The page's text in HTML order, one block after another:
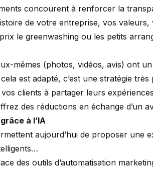
concourent à renforcer la
de votre entreprise, vos
le greenwashing ou les petits
mêmes (photos, vidéos, avis) ont
est adapté, c’est une stratégie très
clients à partager leurs
des réductions en échange d’un
à l’IA
aujourd’hui de proposer
des outils d’automatisation